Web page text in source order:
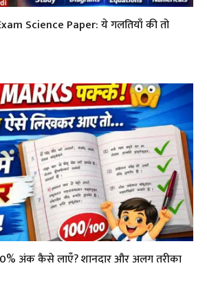
Science Paper: ये गलतियाँ की तो
अंक कैसे लाएँ? शानदार और अलग तरीका